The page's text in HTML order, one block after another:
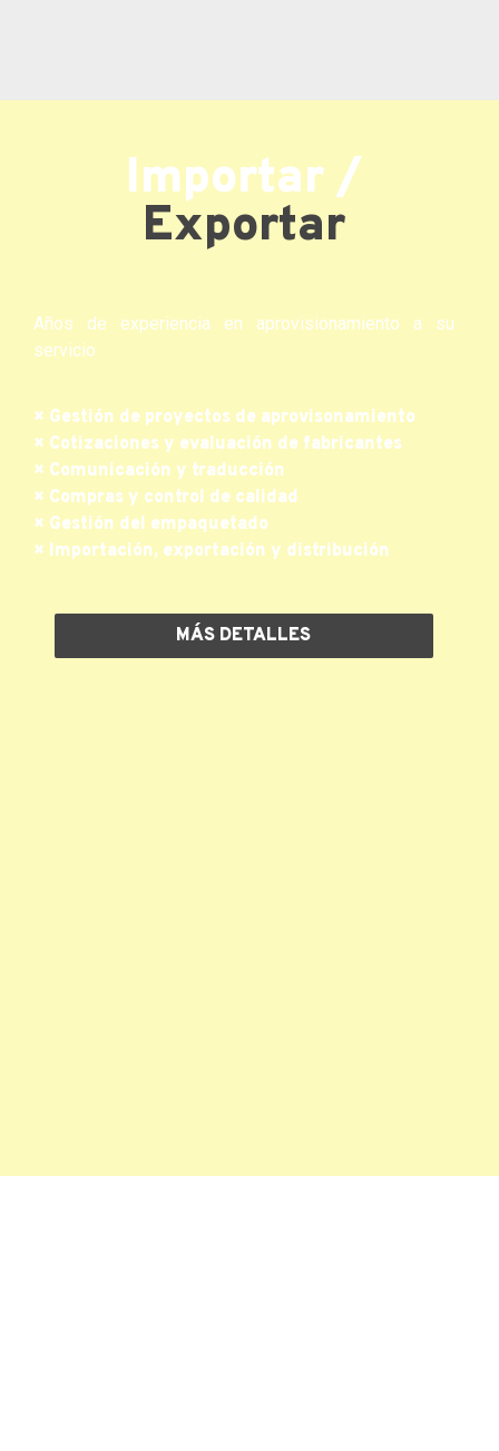
Importar /
Exportar
Años de experiencia en aprovisionamiento a su
servicio
× Gestión de proyectos de aprovisonamiento
× Cotizaciones y evaluación de fabricantes
× Comunicación y traducción
× Compras y control de calidad
× Gestión del empaquetado
× Importación, exportación y distribución
MÁS DETALLES